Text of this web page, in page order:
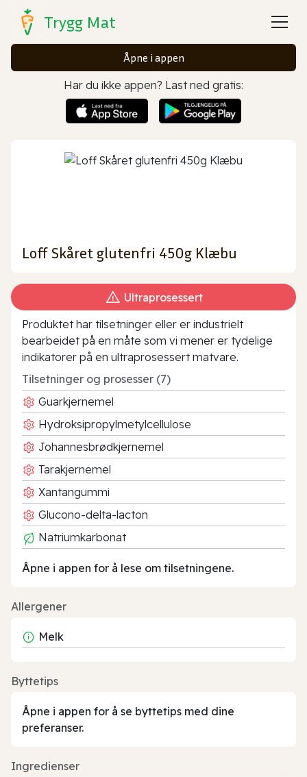
Trygg Mat
Åpne i appen
Har du ikke appen? Last ned gratis:
Loff Skåret glutenfri 450g Klæbu
Ultraprosessert
Produktet har tilsetninger eller er industrielt
bearbeidet på en måte som vi mener er tydelige
indikatorer på en ultraprosessert matvare.
Tilsetninger og prosesser (7)
Guarkjernemel
Hydroksipropylmetylcellulose
Johannesbrødkjernemel
Tarakjernemel
Xantangummi
Glucono-delta-lacton
Natriumkarbonat
Åpne i appen for å lese om tilsetningene.
Allergener
Melk
Byttetips
Åpne i appen for å se byttetips med dine
preferanser.
Ingredienser